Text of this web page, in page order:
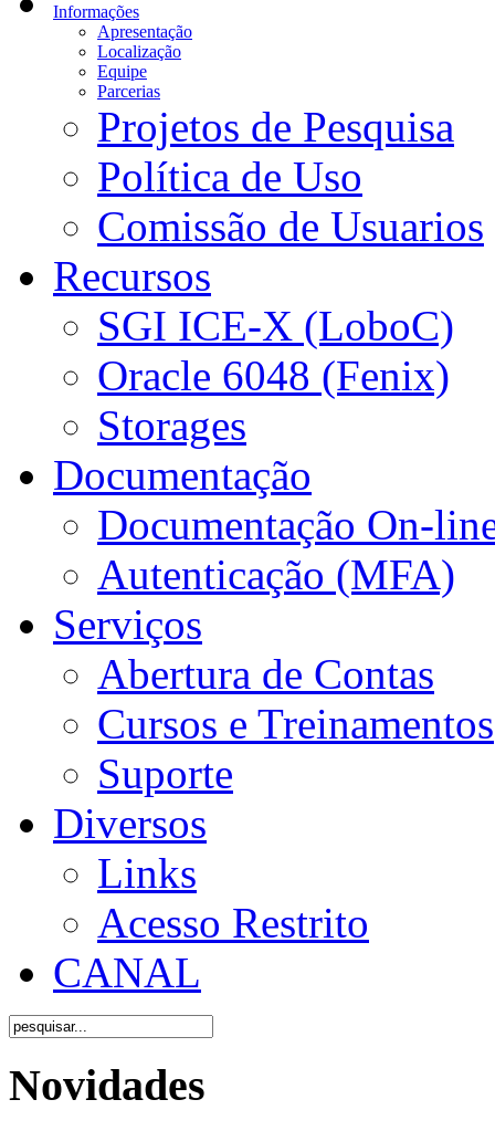
Informações
Apresentação
Localização
Equipe
Parcerias
Projetos de Pesquisa
Política de Uso
Comissão de Usuarios
Recursos
SGI ICE-X (LoboC)
Oracle 6048 (Fenix)
Storages
Documentação
Documentação On-
Autenticação (MFA)
Serviços
Abertura de Contas
Cursos e Treinamentos
Suporte
Diversos
Links
Acesso Restrito
CANAL
Novidades